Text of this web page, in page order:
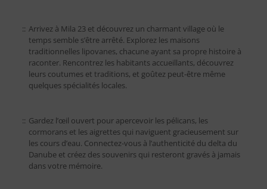
:: Arrivez à Mila 23 et découvrez un charmant village où le
temps semble s’être arrêté. Explorez les maisons
traditionnelles lipovanes, chacune ayant sa propre histoire à
raconter. Rencontrez les habitants accueillants, découvrez
leurs coutumes et traditions, et goûtez peut-être même
quelques spécialités locales.
:: Gardez l’œil ouvert pour apercevoir les pélicans, les
cormorans et les aigrettes qui naviguent gracieusement sur
les cours d’eau. Connectez-vous à l’authenticité du delta du
Danube et créez des souvenirs qui resteront gravés à jamais
dans votre mémoire.